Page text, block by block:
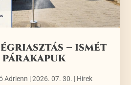
– ismét
Adrienn |2026. 07. 30. | Hírek